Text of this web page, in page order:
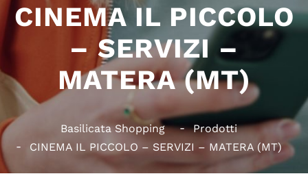
CINEMA IL PICCOLO
– SERVIZI –
MATERA (MT)
Basilicata Shopping
Prodotti
CINEMA IL PICCOLO – SERVIZI – MATERA (MT)